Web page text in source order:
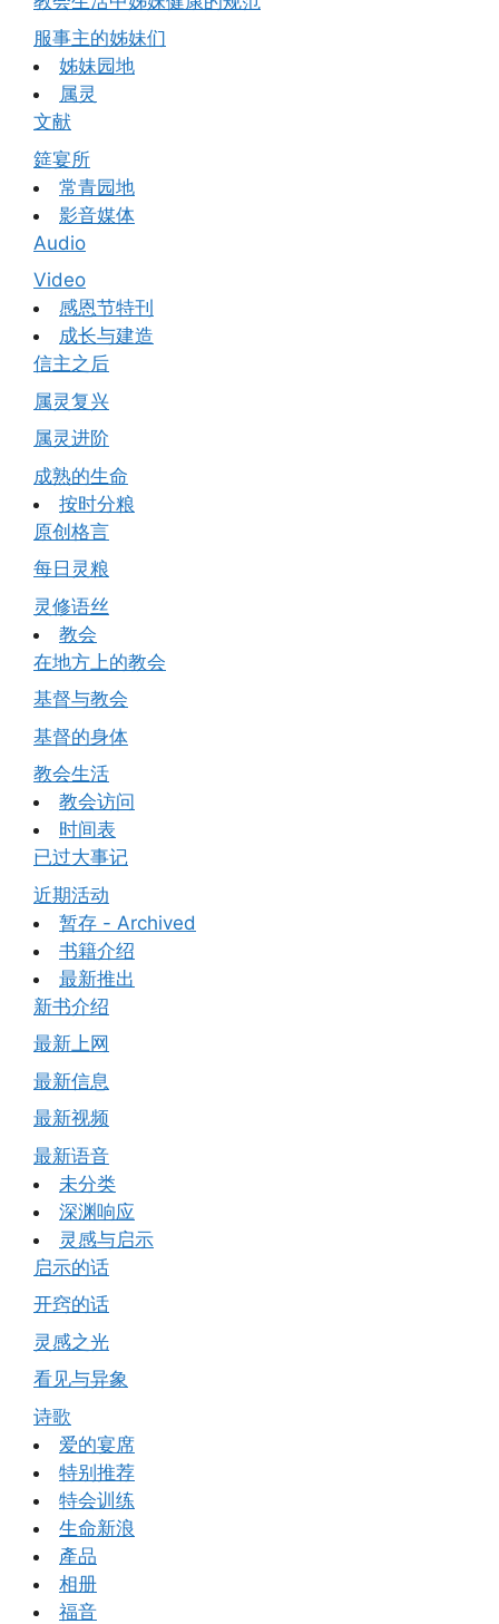
服事主的姊妹们
姊妹园地
属灵
文献
筵宴所
常青园地
影音媒体
Audio
Video
感恩节特刊
成长与建造
信主之后
属灵复兴
属灵进阶
成熟的生命
按时分粮
原创格言
每日灵粮
灵修语丝
教会
在地方上的教会
基督与教会
基督的身体
教会生活
教会访问
时间表
已过大事记
近期活动
暂存 - Archived
书籍介绍
最新推出
新书介绍
最新上网
最新信息
最新视频
最新语音
未分类
深渊响应
灵感与启示
启示的话
开窍的话
灵感之光
看见与异象
诗歌
爱的宴席
特别推荐
特会训练
生命新浪
產品
相册
福音